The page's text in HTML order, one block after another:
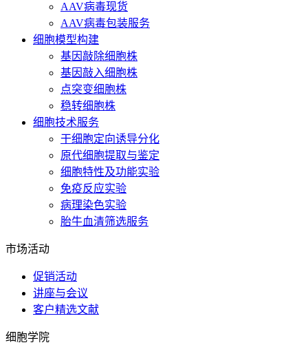
AAV病毒现货
AAV病毒包装服务
细胞模型构建
基因敲除细胞株
基因敲入细胞株
点突变细胞株
稳转细胞株
细胞技术服务
干细胞定向诱导分化
原代细胞提取与鉴定
细胞特性及功能实验
免疫反应实验
病理染色实验
胎牛血清筛选服务
市场活动
促销活动
讲座与会议
客户精选文献
细胞学院